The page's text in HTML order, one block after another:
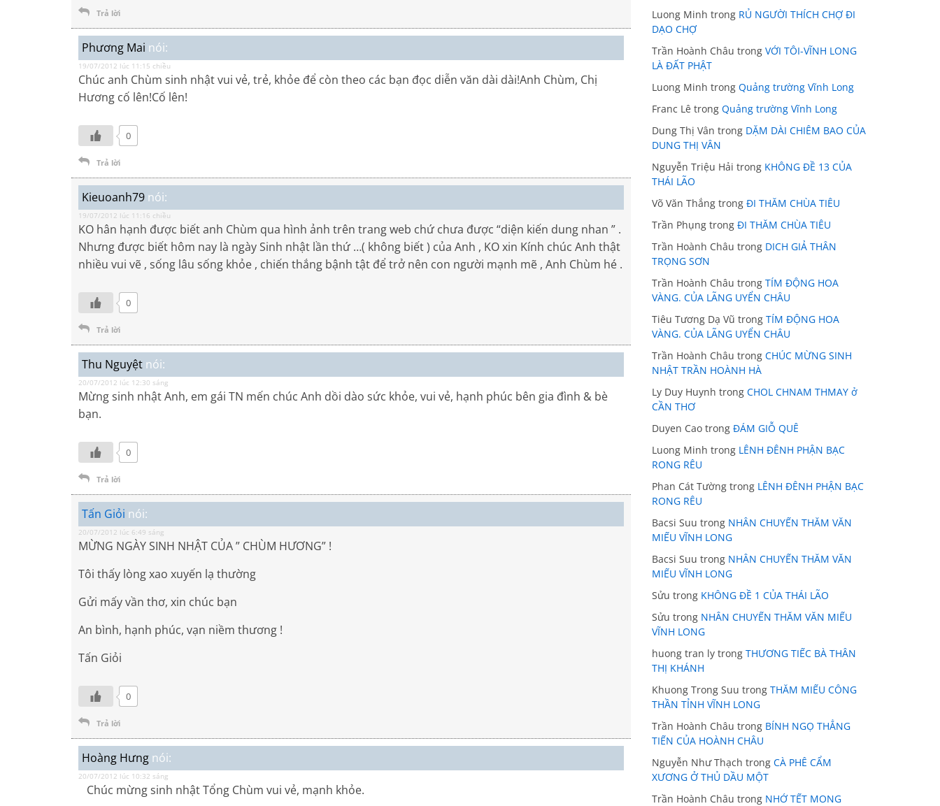
Trả lời
Phương Mai nói:
19/07/2012 lúc 11:15 chiều
Chúc anh Chùm sinh nhật vui vẻ, trẻ, khỏe để còn theo các bạn đọc diễn văn dài dài!Anh Chùm, Chị
Hương cố lên!Cố lên!
0
Trả lời
Kieuoanh79 nói:
19/07/2012 lúc 11:16 chiều
KO hân hạnh được biết anh Chùm qua hình ảnh trên trang web chứ chưa được “diện kiến dung nhan ” .
Nhưng được biết hôm nay là ngày Sinh nhật lần thứ …( không biết ) của Anh , KO xin Kính chúc Anh thật
nhiều vui vẽ , sống lâu sống khỏe , chiến thắng bậnh tật để trở nên con người mạnh mẽ , Anh Chùm hé .
0
Trả lời
Thu Nguyệt nói:
20/07/2012 lúc 12:30 sáng
Mừng sinh nhật Anh, em gái TN mến chúc Anh dồi dào sức khỏe, vui vẻ, hạnh phúc bên gia đình & bè
bạn.
0
Trả lời
Tấn Giỏi nói:
20/07/2012 lúc 6:49 sáng
MỪNG NGÀY SINH NHẬT CỦA ” CHÙM HƯƠNG” !
Tôi thấy lòng xao xuyến lạ thường
Gửi mấy vần thơ, xin chúc bạn
An bình, hạnh phúc, vạn niềm thương !
Tấn Giỏi
0
Trả lời
Hoàng Hưng nói:
20/07/2012 lúc 10:32 sáng
Chúc mừng sinh nhật Tổng Chùm vui vẻ, mạnh khỏe.
Luong Minh trong RỦ NGƯỜI THÍCH CHỢ ĐI
DẠO CHỢ
Trần Hoành Châu trong VỚI TÔI-VĨNH LONG
LÀ ĐẤT PHẬT
Luong Minh trong Quảng trường Vĩnh Long
Franc Lê trong Quảng trường Vĩnh Long
Dung Thị Vân trong DẶM DÀI CHIÊM BAO CỦA
DUNG THỊ VÂN
Nguyễn Triệu Hải trong KHÔNG ĐỀ 13 CỦA
THÁI LÃO
Võ Văn Thắng trong ĐI THĂM CHÙA TIÊU
Trần Phụng trong ĐI THĂM CHÙA TIÊU
Trần Hoành Châu trong DICH GIẢ THÂN
TRỌNG SƠN
Trần Hoành Châu trong TÍM ĐỘNG HOA
VÀNG. CỦA LÃNG UYỂN CHÂU
Tiêu Tương Dạ Vũ trong TÍM ĐỘNG HOA
VÀNG. CỦA LÃNG UYỂN CHÂU
Trần Hoành Châu trong CHÚC MỪNG SINH
NHẬT TRẦN HOÀNH HÀ
Ly Duy Huynh trong CHOL CHNAM THMAY ở
CẦN THƠ
Duyen Cao trong ĐÁM GIỖ QUÊ
Luong Minh trong LÊNH ĐÊNH PHẬN BẠC
RONG RÊU
Phan Cát Tường trong LÊNH ĐÊNH PHẬN BẠC
RONG RÊU
Bacsi Suu trong NHÂN CHUYẾN THĂM VĂN
MIẾU VĨNH LONG
Bacsi Suu trong NHÂN CHUYẾN THĂM VĂN
MIẾU VĨNH LONG
Sửu trong KHÔNG ĐỀ 1 CỦA THÁI LÃO
Sửu trong NHÂN CHUYẾN THĂM VĂN MIẾU
VĨNH LONG
huong tran ly trong THƯƠNG TIẾC BÀ THÂN
THỊ KHÁNH
Khuong Trong Suu trong THĂM MIẾU CÔNG
THẦN TỈNH VĨNH LONG
Trần Hoành Châu trong BÍNH NGỌ THẲNG
TIẾN CỦA HOÀNH CHÂU
Nguyễn Như Thạch trong CÀ PHÊ CẨM
XƯƠNG Ở THỦ DẦU MỘT
Trần Hoành Châu trong NHỚ TẾT MONG